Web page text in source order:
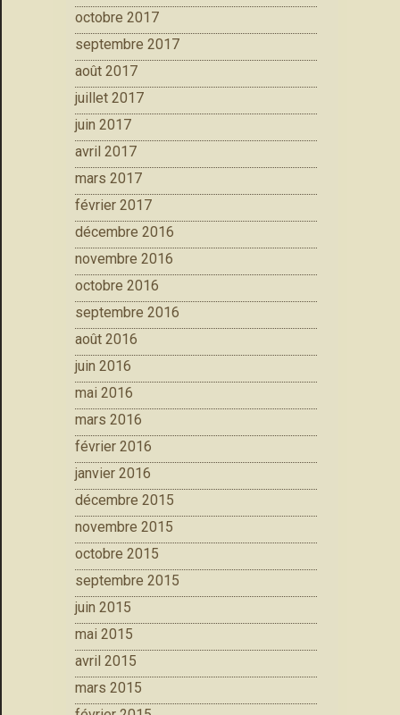
octobre 2017
septembre 2017
août 2017
juillet 2017
juin 2017
avril 2017
mars 2017
février 2017
décembre 2016
novembre 2016
octobre 2016
septembre 2016
août 2016
juin 2016
mai 2016
mars 2016
février 2016
janvier 2016
décembre 2015
novembre 2015
octobre 2015
septembre 2015
juin 2015
mai 2015
avril 2015
mars 2015